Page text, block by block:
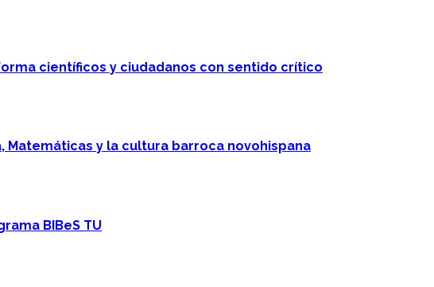
científicos y ciudadanos con sentido crítico
Matemáticas y la cultura barroca novohispana
BIBeS TU